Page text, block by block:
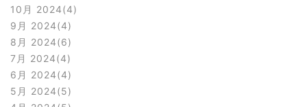
10月 2024 4
9月 2024 4
8月 2024 6
7月 2024 4
6月 2024 4
5月 2024 5